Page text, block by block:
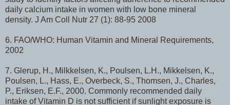
daily calcium intake in women with low bone mineral
density. J Am Coll Nutr 27 (1): 88-95 2008
6. FAO/WHO: Human Vitamin and Mineral Requirements,
2002
7. Glerup, H., Milkkelsen, K., Poulsen, L.H., Mikkelsen, K.,
Poulsen, L., Hass, E., Overbeck, S., Thomsen, J., Charles,
P., Eriksen, E.F., 2000. Commonly recommended daily
intake of Vitamin D is not sufficient if sunlight exposure is